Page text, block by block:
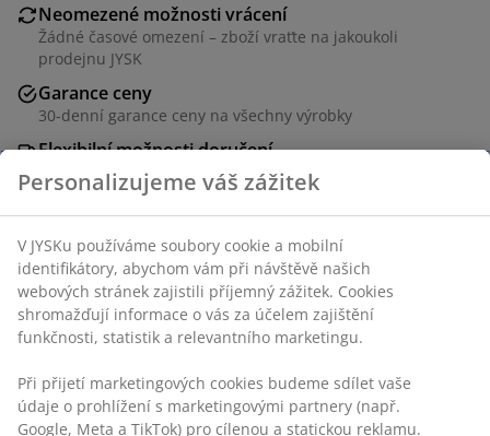
Neomezené možnosti vrácení
Žádné časové omezení – zboží vraťte na jakoukoli
prodejnu JYSK
Garance ceny
30-denní garance ceny na všechny výrobky
Flexibilní možnosti doručení
Rychlá a snadná doprava podle vašich představ
Pěnový polštář z drcené polyuretanové pěny v
rozměru 38x38 cm, 230 g. Měkký potah ze 100%
polyesterového mikrovlákna.
Personalizujeme váš zážitek
V JYSKu používáme soubory cookie a mobilní identifikátory,
zajistili příjemný zážitek. Cookies shromažďují informace o
vás za účelem zajištění funkčnosti, statistik a relevantního
marketingu.